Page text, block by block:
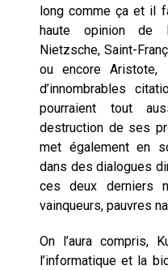
long comme ça et il
haute opinion de
Nietzsche, Saint-
ou encore Aristote,
d’innombrables
pourraient tout
destruction de ses
met également en
dans des dialogues
ces deux derniers
vainqueurs, pauvres
On l’aura compris,
l’informatique et la